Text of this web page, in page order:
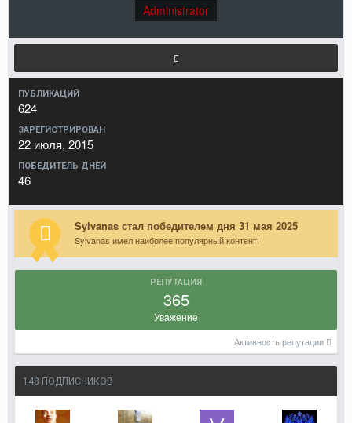
Administrator
ПУБЛИКАЦИЙ
624
ЗАРЕГИСТРИРОВАН
22 июля, 2015
ПОБЕДИТЕЛЬ ДНЕЙ
46
Sylvanas стал победителем дня 31 мая 2025
Sylvanas имел наиболее популярный контент!
РЕПУТАЦИЯ
365
Уважение
Активность репутации
148 ПОДПИСЧИКОВ